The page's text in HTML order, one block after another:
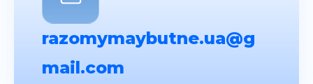
razomymaybutne.ua@g
mail.com